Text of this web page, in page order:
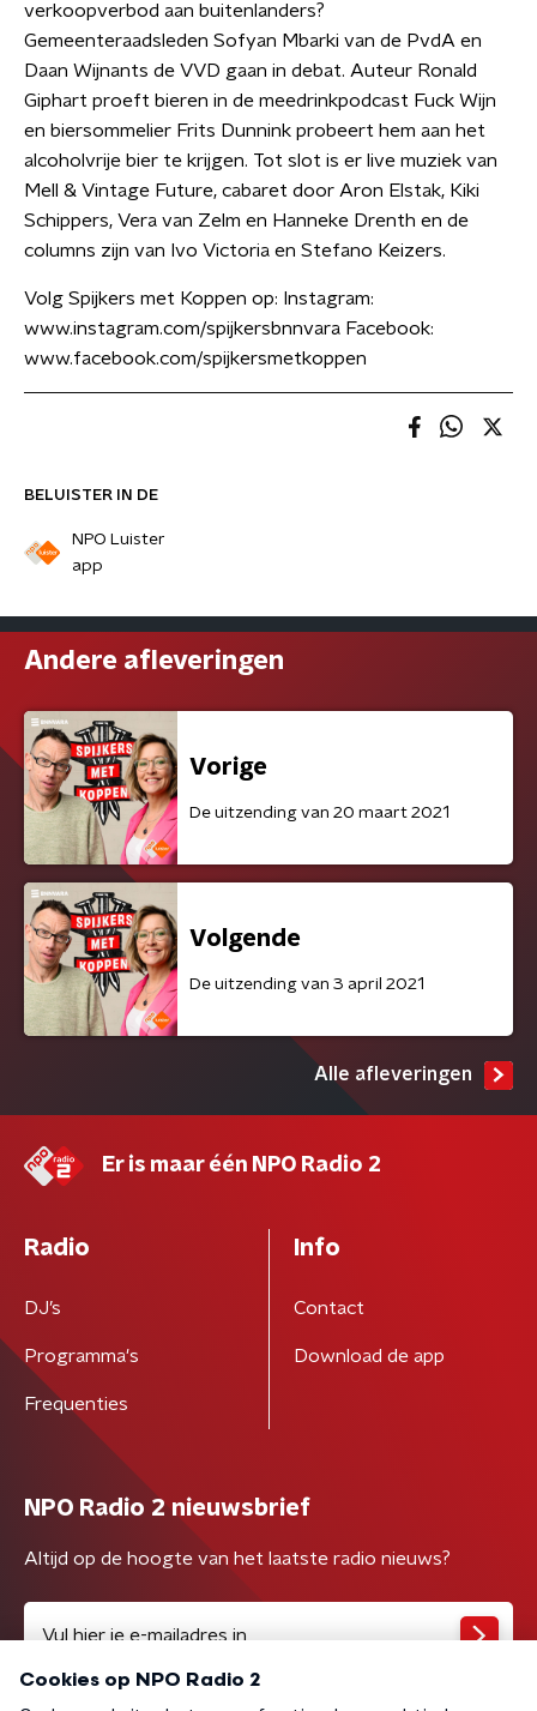
BELUISTER IN DE
NPO Luister
app
verkoopverbod aan buitenlanders?
Gemeenteraadsleden Sofyan Mbarki van de PvdA en
Daan Wijnants de VVD gaan in debat. Auteur Ronald
Giphart proeft bieren in de meedrinkpodcast Fuck Wijn
en biersommelier Frits Dunnink probeert hem aan het
alcoholvrije bier te krijgen. Tot slot is er live muziek van
Mell & Vintage Future, cabaret door Aron Elstak, Kiki
Schippers, Vera van Zelm en Hanneke Drenth en de
columns zijn van Ivo Victoria en Stefano Keizers.
Volg Spijkers met Koppen op: Instagram:
www.instagram.com/spijkersbnnvara Facebook:
www.facebook.com/spijkersmetkoppen
Andere afleveringen
Vorige
De uitzending van 20 maart 2021
Volgende
De uitzending van 3 april 2021
Alle afleveringen
Er is maar één NPO Radio 2
Radio
DJ’s
Programma's
Frequenties
Info
Contact
Download de app
NPO Radio 2 nieuwsbrief
Altijd op de hoogte van het laatste radio nieuws?